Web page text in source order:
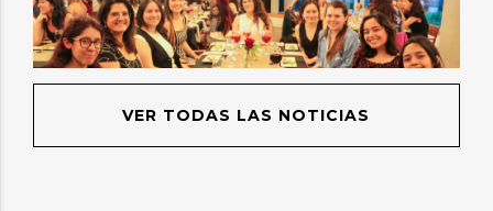
VER TODAS LAS NOTICIAS